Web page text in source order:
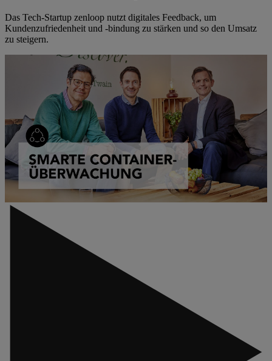
Das Tech-Startup zenloop nutzt digitales Feedback, um
Kundenzufriedenheit und -bindung zu stärken und so den Umsatz
zu steigern.